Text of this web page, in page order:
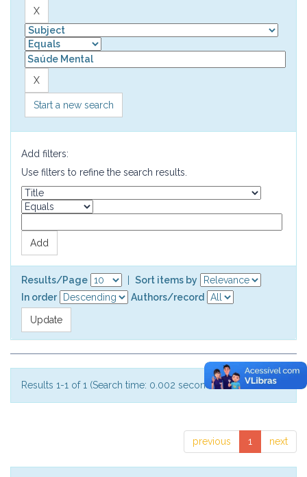
Start a new search
Add filters:
Use filters to refine the search results.
Results/Page
Sort items by
In order
Authors/record
Results 1-1 of 1 (Search time: 0.002 seconds).
previous 1 next